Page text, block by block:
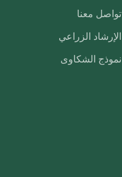
تواصل معنا
الإرشاد الزراعي
نموذج الشكاوى